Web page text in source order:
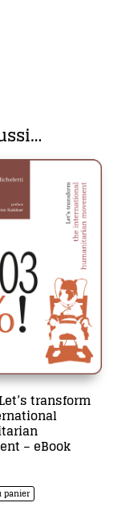
transform
– eBook
panier